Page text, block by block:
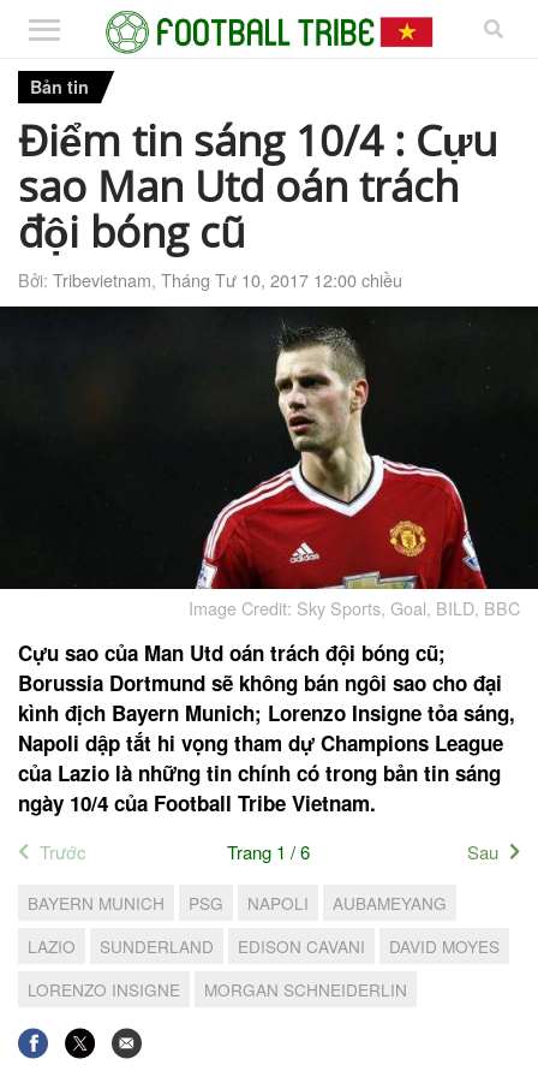
Bản tin
Điểm tin sáng 10/4 : Cựu
sao Man Utd oán trách
đội bóng cũ
Bởi: Tribevietnam, Tháng Tư 10, 2017 12:00 chiều
Image Credit: Sky Sports, Goal, BILD, BBC
Cựu sao của Man Utd oán trách đội bóng cũ;
Borussia Dortmund sẽ không bán ngôi sao cho đại
kình địch Bayern Munich; Lorenzo Insigne tỏa sáng,
Napoli dập tắt hi vọng tham dự Champions League
của Lazio là những tin chính có trong bản tin sáng
ngày 10/4 của Football Tribe Vietnam.
Trước Trang 1 / 6 Sau
BAYERN MUNICH PSG NAPOLI
AUBAMEYANG
LAZIO
SUNDERLAND EDISON CAVANI
DAVID MOYES
LORENZO INSIGNE
MORGAN SCHNEIDERLIN